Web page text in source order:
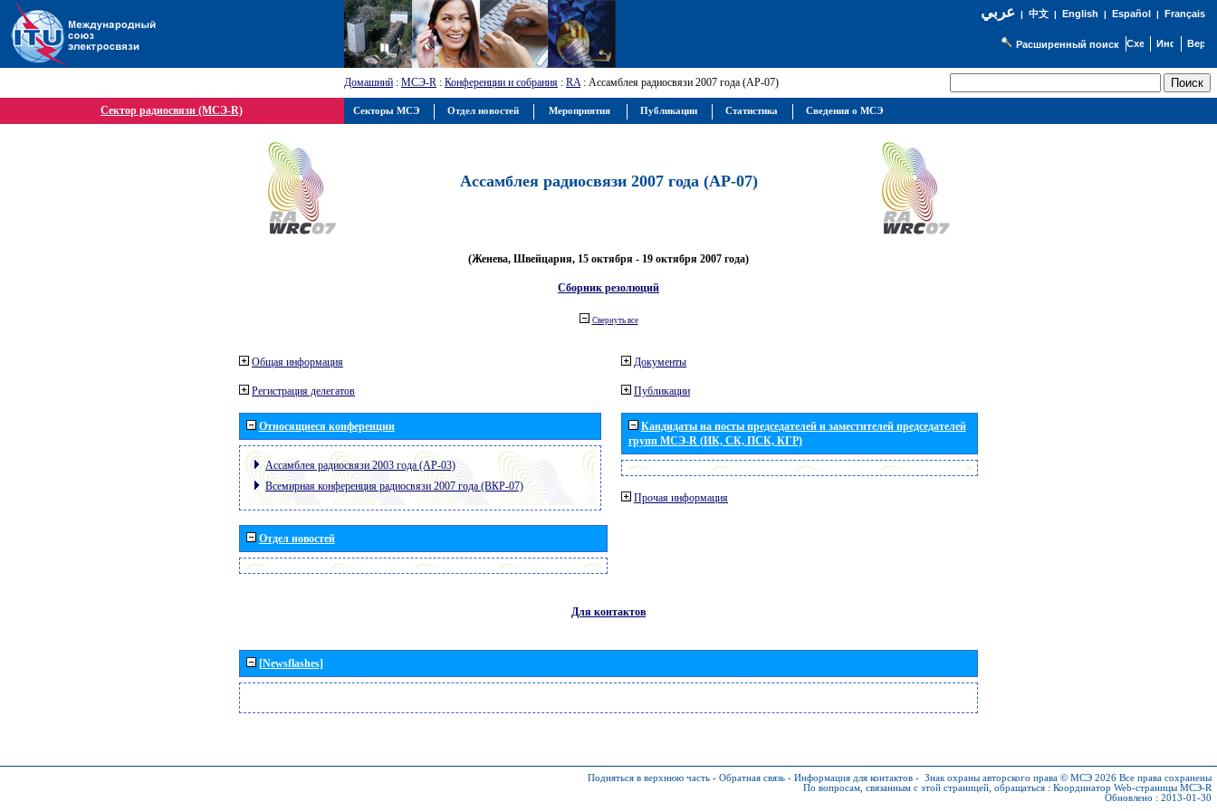
عربي| 中文| English | Español | Français
Расширенный поиск
Домашний : МСЭ-R : Конференции и собрания : RA: Ассамблея радиосвязи 2007 года (АР-07)
Сектор радиосвязи (МСЭ-R)
Ассамблея радиосвязи 2007 года (АР-07)
(Женева, Швейцария, 15 октября - 19 октября 2007 года)
Сборник резолюций
Свернуть все
Общая информация
Регистрация делегатов
Относящиеся конференции
Ассамблея радиосвязи 2003 года (АР-03)
Всемирная конференция радиосвязи 2007 года (ВКР-07)
Отдел новостей
Документы
Публикации
Кандидаты на посты председателей и заместителей председателей
групп МСЭ-R (ИК, СК, ПСК, КГР)
Прочая информация
Для контактов
[Newsflashes]
Подняться в верхнюю часть - Обратная связь - Информация для контактов - Знак охраны авторского права © МСЭ 2026 Все права сохранены
По вопросам, связанным с этой страницей, обращаться : Координатор Web-страницы МСЭ-R
Обновлено : 2013-01-30
Секторы МСЭ Отдел новостей Мероприятия Публикации Статистика Сведения о МСЭ